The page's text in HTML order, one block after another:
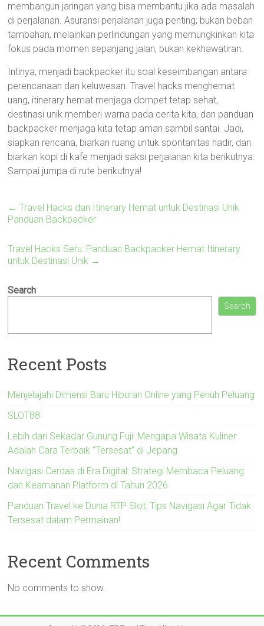
membangun jaringan yang bisa membantu jika ada masalah
di perjalanan. Asuransi perjalanan juga penting; bukan beban
tambahan, melainkan perlindungan yang memungkinkan kita
fokus pada momen sepanjang jalan, bukan kekhawatiran.
Intinya, menjadi backpacker itu soal keseimbangan antara
perencanaan dan keluwesan. Travel hacks menghemat
uang, itinerary hemat menjaga dompet tetap sehat,
destinasi unik memberi warna pada cerita kita, dan panduan
backpacker menjaga kita tetap aman sambil santai. Jadi,
siapkan rencana, biarkan ruang untuk spontanitas hadir, dan
biarkan kopi di kafe menjadi saksi perjalanan kita berikutnya.
Sampai jumpa di rute berikutnya!
← Travel Hacks dan Itinerary Hemat untuk Destinasi Unik
Panduan Backpacker
Travel Hacks Seru: Panduan Backpacker Hemat Itinerary
untuk Destinasi Unik →
Search
Search
Recent Posts
Menjelajahi Dimensi Baru Hiburan Online yang Penuh Peluang
SLOT88
Lebih dari Sekadar Gunung Fuji: Mengapa Wisata Kuliner
Adalah Cara Terbaik “Tersesat” di Jepang
Navigasi Cerdas di Era Digital: Strategi Membaca Peluang
dan Keamanan Platform di Tahun 2026
Panduan Travel ke Dunia RTP Slot: Tips Navigasi Agar Tidak
Tersesat dalam Permainan!
Recent Comments
No comments to show.